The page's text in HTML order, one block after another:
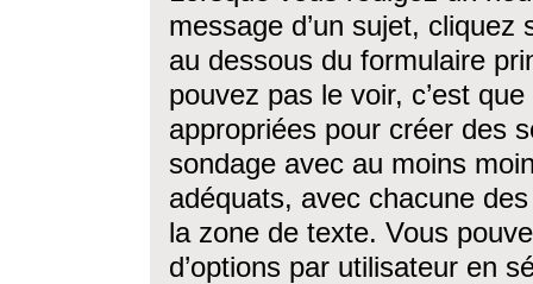
message d’un sujet, cliquez
au dessous du formulaire
pouvez pas le voir, c’est
appropriées pour créer des
sondage avec au moins
adéquats, avec chacune
la zone de texte. Vous
d’options par utilisateur en